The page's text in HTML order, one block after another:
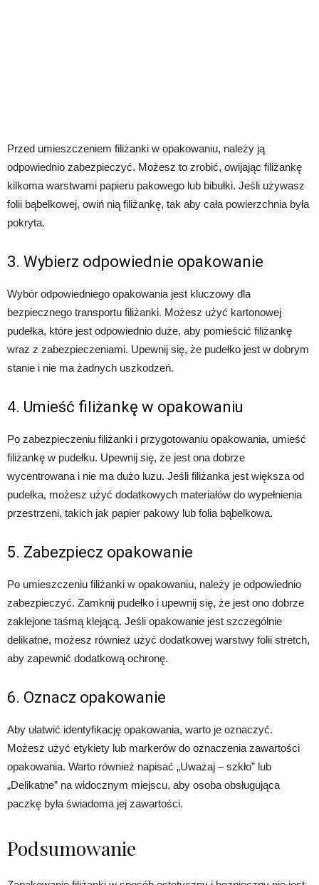
Przed umieszczeniem filiżanki w opakowaniu, należy ją
odpowiednio zabezpieczyć. Możesz to zrobić, owijając filiżankę
kilkoma warstwami papieru pakowego lub bibułki. Jeśli używasz
folii bąbelkowej, owiń nią filiżankę, tak aby cała powierzchnia była
pokryta.
3. Wybierz odpowiednie opakowanie
Wybór odpowiedniego opakowania jest kluczowy dla
bezpiecznego transportu filiżanki. Możesz użyć kartonowej
pudełka, które jest odpowiednio duże, aby pomieścić filiżankę
wraz z zabezpieczeniami. Upewnij się, że pudełko jest w dobrym
stanie i nie ma żadnych uszkodzeń.
4. Umieść filiżankę w opakowaniu
Po zabezpieczeniu filiżanki i przygotowaniu opakowania, umieść
filiżankę w pudełku. Upewnij się, że jest ona dobrze
wycentrowana i nie ma dużo luzu. Jeśli filiżanka jest większa od
pudełka, możesz użyć dodatkowych materiałów do wypełnienia
przestrzeni, takich jak papier pakowy lub folia bąbelkowa.
5. Zabezpiecz opakowanie
Po umieszczeniu filiżanki w opakowaniu, należy je odpowiednio
zabezpieczyć. Zamknij pudełko i upewnij się, że jest ono dobrze
zaklejone taśmą klejącą. Jeśli opakowanie jest szczególnie
delikatne, możesz również użyć dodatkowej warstwy folii stretch,
aby zapewnić dodatkową ochronę.
6. Oznacz opakowanie
Aby ułatwić identyfikację opakowania, warto je oznaczyć.
Możesz użyć etykiety lub markerów do oznaczenia zawartości
opakowania. Warto również napisać „Uważaj – szkło” lub
„Delikatne” na widocznym miejscu, aby osoba obsługująca
paczkę była świadoma jej zawartości.
Podsumowanie